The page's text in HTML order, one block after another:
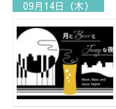
09月14日（木）